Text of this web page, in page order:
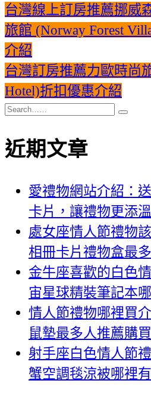
台灣線上訂房推薦挪威
旅館 (Norway Forest
介紹
台灣訂房推薦力歐時尚
Hotel)折扣優惠介紹
近期文章
愛禮物網站介紹：
卡片，讓禮物更添
處女座情人節禮物
相冊卡片禮物盒最
金牛座喜歡的白色
宙星球精裝筆記本
情人節禮物哪裡買
鼠墊最多人推薦購買
射手座白色情人節
蟹空調毯涼被哪裡